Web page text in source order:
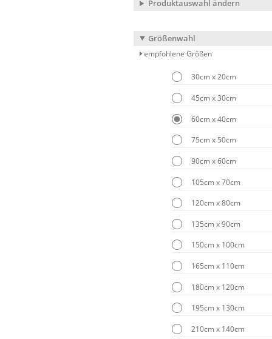
Produktauswahl ändern
Größenwahl
empfohlene Größen
30cm x 20cm
45cm x 30cm
60cm x 40cm
75cm x 50cm
90cm x 60cm
105cm x 70cm
120cm x 80cm
135cm x 90cm
150cm x 100cm
165cm x 110cm
180cm x 120cm
195cm x 130cm
210cm x 140cm